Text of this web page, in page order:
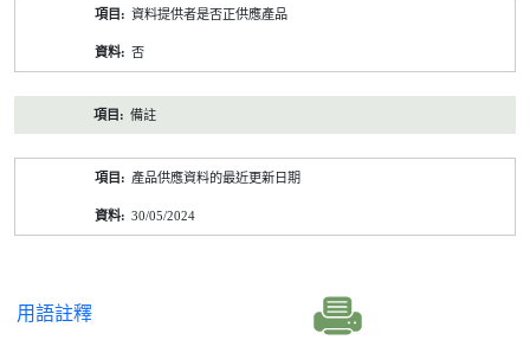
資料提供者是否正供應產品
否
備註
產品供應資料的最近更新日期
30/05/2024
用語註釋